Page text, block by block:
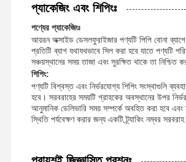
প্যাকেজিং এবং শিপিংঃ
পণ্যের প্যাকেজিংঃ
আয়রন অক্সাইড ডেসলফুরাইজার পণ্যটি পিপি বোনা
প্রতিটি ব্যাগ যথাযথভাবে সিল করা হবে যাতে পণ্যটি
সঞ্চয়স্থানের সময় তাজা এবং সুরক্ষিত থাকে তা নিশ্চিত
শিপিং:
পণ্যটি বিশ্বস্ত এবং নির্ভরযোগ্য শিপিং সংস্থাগুলি
হবে। সরবরাহের সময়টি গ্রাহকের অবস্থানের উপর
আনুমানিক ডেলিভারি সময় সম্পর্কে অবহিত করা হবে এবং
স্থিতি পর্যবেক্ষণ করার জন্য একটি ট্র্যাকিং নম্বর সরবরাহ